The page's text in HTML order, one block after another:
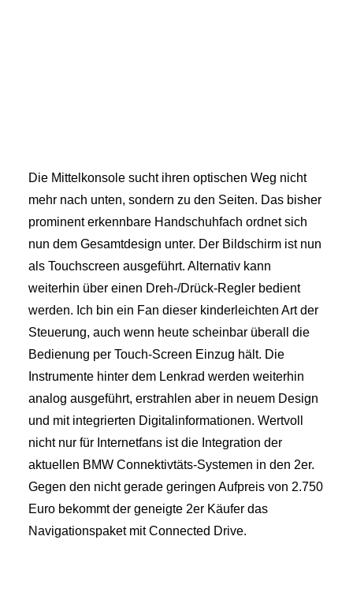
Die Mittelkonsole sucht ihren optischen Weg nicht
mehr nach unten, sondern zu den Seiten. Das bisher
prominent erkennbare Handschuhfach ordnet sich
nun dem Gesamtdesign unter. Der Bildschirm ist nun
als Touchscreen ausgeführt. Alternativ kann
weiterhin über einen Dreh-/Drück-Regler bedient
werden. Ich bin ein Fan dieser kinderleichten Art der
Steuerung, auch wenn heute scheinbar überall die
Bedienung per Touch-Screen Einzug hält. Die
Instrumente hinter dem Lenkrad werden weiterhin
analog ausgeführt, erstrahlen aber in neuem Design
und mit integrierten Digitalinformationen. Wertvoll
nicht nur für Internetfans ist die Integration der
aktuellen BMW Connektivtäts-Systemen in den 2er.
Gegen den nicht gerade geringen Aufpreis von 2.750
Euro bekommt der geneigte 2er Käufer das
Navigationspaket mit Connected Drive.